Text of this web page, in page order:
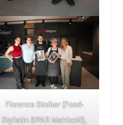
Florence Stoiber (Food-
Stylistin SPAR Mahlzeit!),